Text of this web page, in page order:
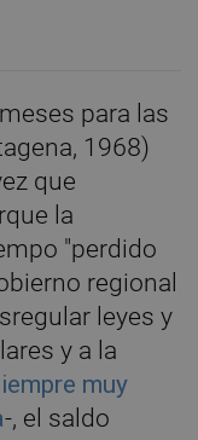
para las
1968)
que
la
"perdido
regional
leyes y
y a la
muy
-, el saldo